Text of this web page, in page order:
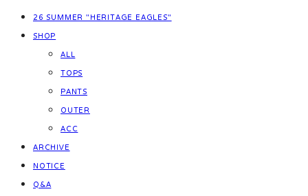
26 SUMMER "HERITAGE EAGLES"
SHOP
ALL
TOPS
PANTS
OUTER
ACC
ARCHIVE
NOTICE
Q&A